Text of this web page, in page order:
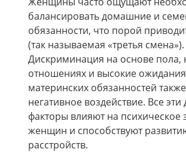
балансировать домашние и
обязанности, что порой
(так называемая «третья смена»).
Дискриминация на основе пола,
отношениях и высокие
материнских обязанностей
негативное воздействие. Все
факторы влияют на психическое
женщин и способствуют
расстройств.